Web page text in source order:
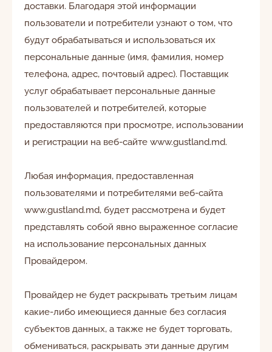
доставки. Благодаря этой информации
пользователи и потребители узнают о том, что
будут обрабатываться и использоваться их
персональные данные (имя, фамилия, номер
телефона, адрес, почтовый адрес). Поставщик
услуг обрабатывает персональные данные
пользователей и потребителей, которые
предоставляются при просмотре, использовании
и регистрации на веб-сайте www.gustland.md.
Любая информация, предоставленная
пользователями и потребителями веб-сайта
www.gustland.md, будет рассмотрена и будет
представлять собой явно выраженное согласие
на использование персональных данных
Провайдером.
Провайдер не будет раскрывать третьим лицам
какие-либо имеющиеся данные без согласия
субъектов данных, а также не будет торговать,
обмениваться, раскрывать эти данные другим